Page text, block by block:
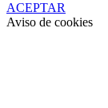
ACEPTAR
Aviso de cookies